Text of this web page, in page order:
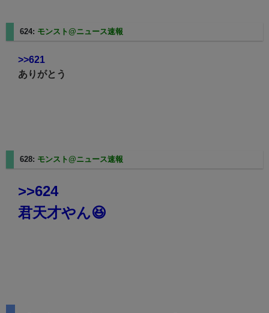
624: モンスト@ニュース速報
>>621
ありがとう
628: モンスト@ニュース速報
>>624
君天才やん😆